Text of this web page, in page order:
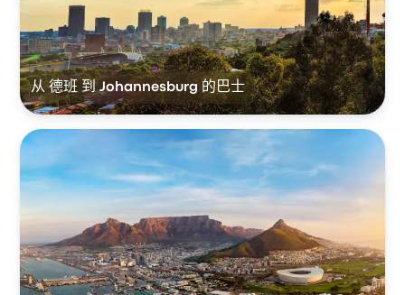
从 德班 到 Johannesburg 的巴士